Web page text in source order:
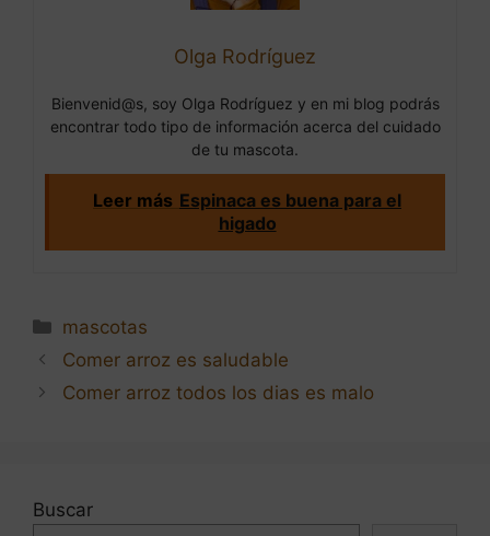
Olga Rodríguez
Bienvenid@s, soy Olga Rodríguez y en mi blog podrás
encontrar todo tipo de información acerca del cuidado
de tu mascota.
Leer más Espinaca es buena para el
higado
Categorías
mascotas
Navegación
de
Comer arroz es saludable
Comer arroz todos los dias es malo
Buscar